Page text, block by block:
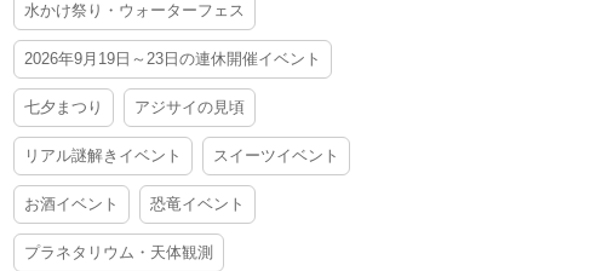
水かけ祭り・ウォーターフェス
2026年9月19日～23日の連休開催イベント
七夕まつり アジサイの見頃
リアル謎解きイベント スイーツイベント
お酒イベント 恐竜イベント
プラネタリウム・天体観測